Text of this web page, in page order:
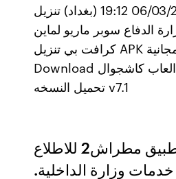
وزارة الدفاع . 06/03/2021 19:12 (بغداد) تنزيل
الدفاع سوبر ماريو لماين
كرافت بي تنزيل APK الاصدارة المجانية Free
Download للاندرويد في العاب كاشجوال
تحميل النسخه v7.1
يرجى تنزيل تطبيق مطراش2 للاطلاع
وزارة الداخلية.